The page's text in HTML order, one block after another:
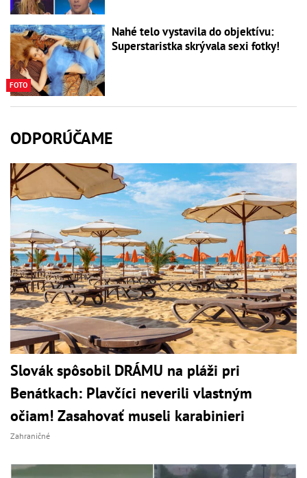
FOTO
Nahé telo vystavila do objektívu:
Superstaristka skrývala sexi fotky!
ODPORÚČAME
Slovák spôsobil DRÁMU na pláži pri
Benátkach: Plavčíci neverili vlastným
očiam! Zasahovať museli karabinieri
Zahraničné